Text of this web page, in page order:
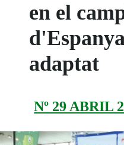
en el
adaptat
Nº 29 ABRIL